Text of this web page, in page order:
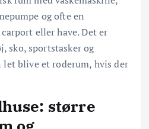
og ofte en
eller have. Det er
sko, sportstasker og
let blive et roderum, hvis der
større